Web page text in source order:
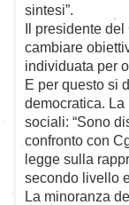
sintesi”.
Il presidente
cambiare
individuata per
E per questo si
democratica.
sociali: “Sono
confronto con
legge sulla
secondo livello
La minoranza